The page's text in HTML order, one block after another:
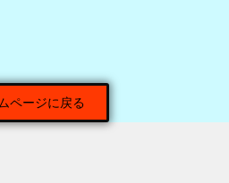
ページに戻る